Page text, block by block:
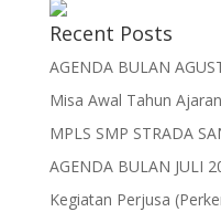
Recent Posts
AGENDA BULAN
Misa Awal Tahun
MPLS SMP STRADA
AGENDA BULAN JULI
Kegiatan Perjusa